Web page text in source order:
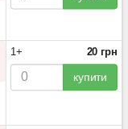
1+ 20 грн
купити